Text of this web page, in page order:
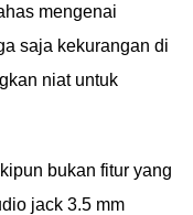
mengenai
saja kekurangan di
niat untuk
bukan fitur yang
jack 3.5 mm